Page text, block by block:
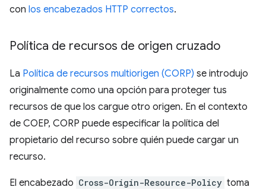
con los encabezados HTTP correctos.
Política de recursos de origen cruzado
La Política de recursos multiorigen (CORP) se introdujo
originalmente como una opción para proteger tus
recursos de que los cargue otro origen. En el contexto
de COEP, CORP puede especificar la política del
propietario del recurso sobre quién puede cargar un
recurso.
El encabezado Cross-Origin-Resource-Policy toma